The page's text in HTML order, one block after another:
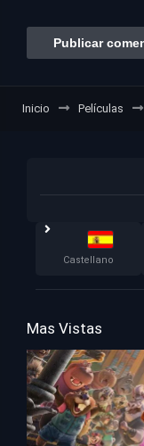
Inicio Películas
Castellano
Mas Vistas